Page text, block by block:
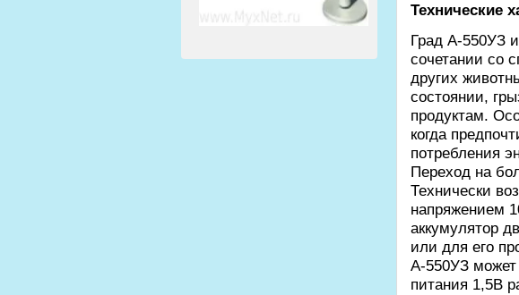
Технические
Град А-550УЗ
сочетании со
других
состоянии,
продуктам.
когда
потребления
Переход на
Технически
напряжением
аккумулятор
или для его
А-550УЗ может
питания 1,5В